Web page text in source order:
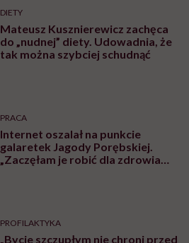
DIETY
Mateusz Kusznierewicz zachęca
do „nudnej” diety. Udowadnia, że
tak można szybciej schudnąć
PRACA
Internet oszalał na punkcie
galaretek Jagody Porębskiej.
„Zaczęłam je robić dla zdrowia
PROFILAKTYKA
„Bycie szczupłym nie chroni przed